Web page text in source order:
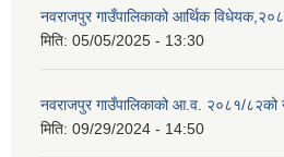
नवराजपुर गाउँपालिकाको आर्थिक
मिति: 05/05/2025 - 13:30
नवराजपुर गाउँपालिकाको आ.व. २०८१/८२को
मिति: 09/29/2024 - 14:50